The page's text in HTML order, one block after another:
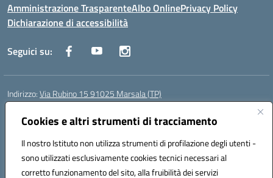
Cookies e altri strumenti di tracciamento
Il nostro Istituto non utilizza strumenti di profilazione degli utenti -
sono utilizzati esclusivamente cookies tecnici necessari al
corretto funzionamento del sito, alla fruibilità dei servizi
Amministrazione TrasparenteAlbo OnlinePrivacy Policy
Dichiarazione di accessibilità
Seguici su:
Indirizzo:Via Rubino 15 91025 Marsala (TP)
Centralino:
Posta elettronica certificata (PEC):TPIC83900G@pec.istruzione.it
Codice fiscale: 91032370818
Codice meccanografico:TPIC83900G
Codice Indice delle Pubbliche Amministrazioni (IPA): icggm